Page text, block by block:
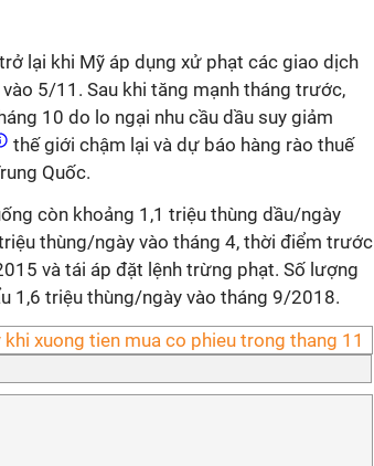
lại khi Mỹ áp dụng xử phạt các giao dịch
5/11. Sau khi tăng mạnh tháng trước,
10 do lo ngại nhu cầu dầu suy giảm
thế giới chậm lại và dự báo hàng rào thuế
Quốc.
còn khoảng 1,1 triệu thùng dầu/ngày
thùng/ngày vào tháng 4, thời điểm trước
và tái áp đặt lệnh trừng phạt. Số lượng
1,6 triệu thùng/ngày vào tháng 9/2018.